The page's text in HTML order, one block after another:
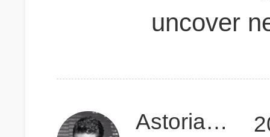
uncover
Astoria_W